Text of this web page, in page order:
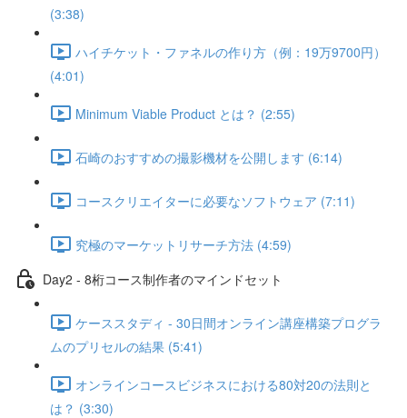
(3:38)
ハイチケット・ファネルの作り方（例：19万9700円）
(4:01)
Minimum Viable Product とは？ (2:55)
石崎のおすすめの撮影機材を公開します (6:14)
コースクリエイターに必要なソフトウェア (7:11)
究極のマーケットリサーチ方法 (4:59)
Day2 - 8桁コース制作者のマインドセット
ケーススタディ - 30日間オンライン講座構築プログラ
ムのプリセルの結果 (5:41)
オンラインコースビジネスにおける80対20の法則と
は？ (3:30)